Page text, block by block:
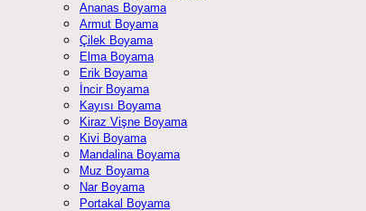
Ananas Boyama
Armut Boyama
Çilek Boyama
Elma Boyama
Erik Boyama
İncir Boyama
Kayısı Boyama
Kiraz Vişne Boyama
Kivi Boyama
Mandalina Boyama
Muz Boyama
Nar Boyama
Portakal Boyama